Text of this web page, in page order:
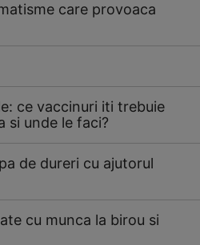
care provoaca
ce vaccinuri iti trebuie
si unde le faci?
de dureri cu ajutorul
cu munca la birou si